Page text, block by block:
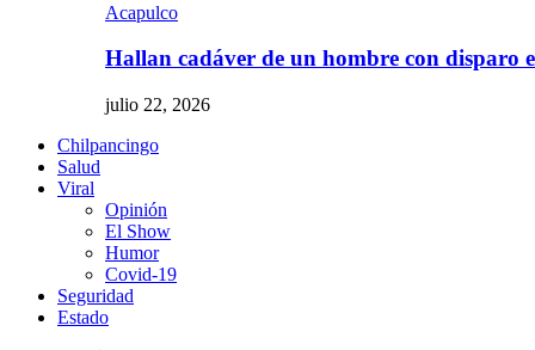
Acapulco
Hallan cadáver de un hombre con disparo
julio 22, 2026
Chilpancingo
Salud
Viral
Opinión
El Show
Humor
Covid-19
Seguridad
Estado